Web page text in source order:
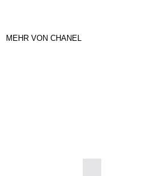
MEHR VON CHANEL